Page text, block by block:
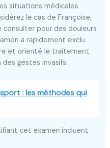
situations médicales
le cas de Françoise,
pour des douleurs
a rapidement exclu
et orienté le traitement
gestes invasifs.
: les méthodes qui
cet examen incluent :